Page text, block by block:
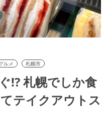
ルメ 札幌市
!? 札幌でしか食
テイクアウトス